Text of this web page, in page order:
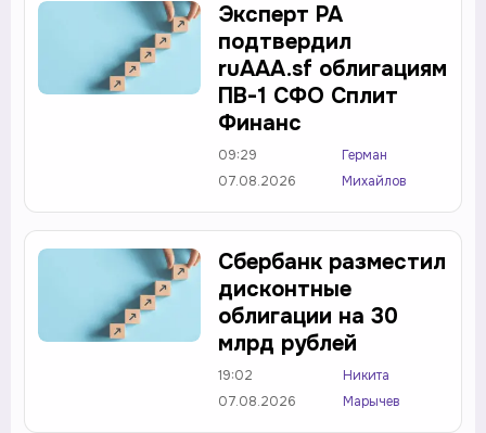
Эксперт РА
подтвердил
ruAAA.sf облигациям
ПВ-1 СФО Сплит
Финанс
09:29
07.08.2026
Герман
Михайлов
Сбербанк разместил
дисконтные
облигации на 30
млрд рублей
19:02
07.08.2026
Никита
Марычев